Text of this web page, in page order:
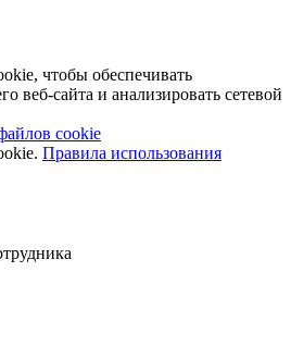
чтобы обеспечивать
веб-сайта и анализировать сетевой
cookie
Правила использования